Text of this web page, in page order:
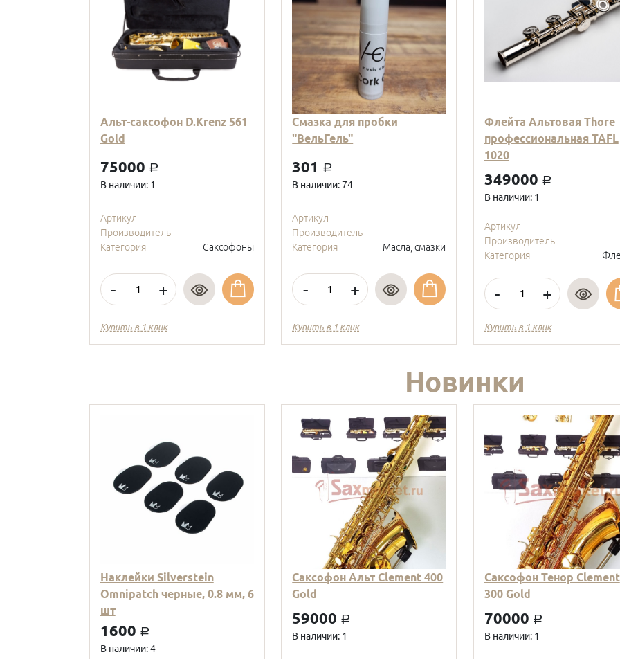
Альт-саксофон D.Krenz 561
Gold
75000 a
В наличии: 1
Артикул
Производитель
Категория
Саксофоны
- +
Купить в 1 клик
Смазка для пробки
"ВельГель"
301 a
В наличии: 74
Артикул
Производитель
Категория
Масла, смазки
- +
Купить в 1 клик
Флейта Альтовая Thore
профессиональная TAFL
1020
349000 a
В наличии: 1
Артикул
Производитель
Категория
- +
Купить в 1 клик
Новинки
Наклейки Silverstein
Omnipatch черные, 0.8 мм, 6
шт
1600 a
В наличии: 4
Саксофон Альт Clement 400
Gold
59000 a
В наличии: 1
Саксофон Тенор Clement
300 Gold
70000 a
В наличии: 1